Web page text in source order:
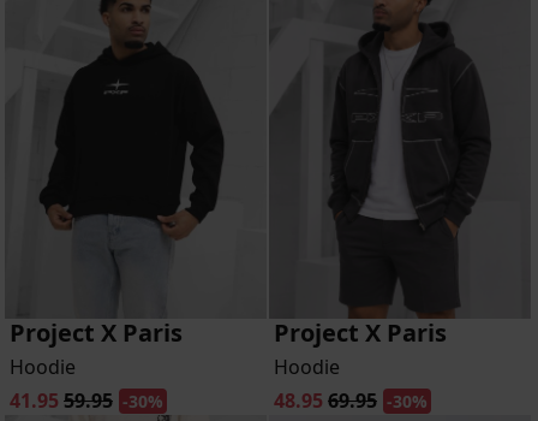
Project X Paris
Hoodie
41.95 59.95 -30%
Project X Paris
Hoodie
48.95 69.95 -30%